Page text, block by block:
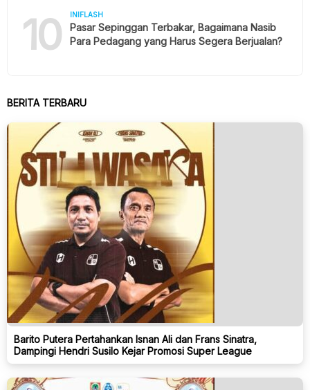
10 INIFLASH
Pasar Sepinggan Terbakar, Bagaimana Nasib
Para Pedagang yang Harus Segera Berjualan?
BERITA TERBARU
Barito Putera Pertahankan Isnan Ali dan Frans Sinatra,
Dampingi Hendri Susilo Kejar Promosi Super League